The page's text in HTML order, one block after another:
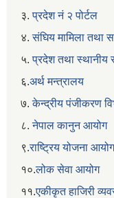
३.प्रदेश नं २ पोर्टल
४.संघिय मामिला तथा
५.प्रदेश तथा स्थानीय
६.अर्थ मन्त्रालय
७.केन्द्रीय पंजीकरण
८.नेपाल कानुन आयोग
९.राष्ट्रिय योजना आयोग
१०.लोक सेवा आयोग
११.एकीकृत हाजिरी